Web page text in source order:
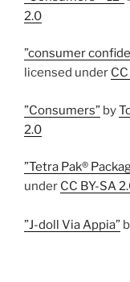
2.0
”consumer
licensed under
”Consumers” by
2.0
”Tetra Pak®
under CC BY-SA
”J-doll Via Appia”